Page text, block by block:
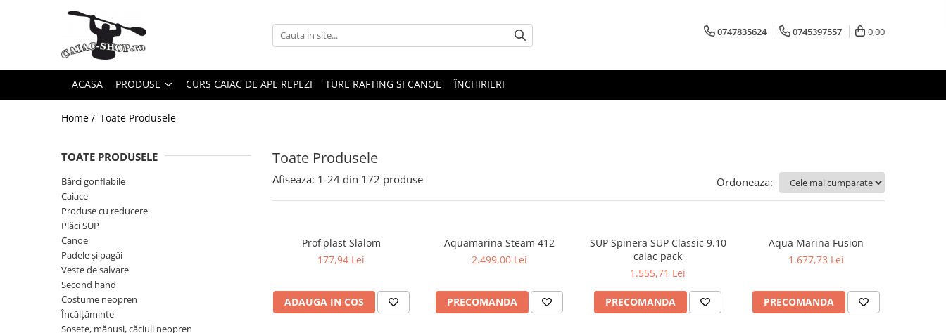
Caiace tandem
Caiace de ape repezi (whitewater)
Caiace sit on top
Bărci gonflabile
Bărci pentru pescuit
Bărci de rafting
Produse cu reducere
0747835624 0745397557 0,00
ACASA PRODUSE CURS CAIAC DE APE REPEZI TURE RAFTING SI CANOE ÎNCHIRIERI
Home / Toate Produsele
Toate Produsele
TOATE PRODUSELE
Bărci gonflabile
Caiace
Produse cu reducere
Plăci SUP
Canoe
Padele și pagăi
Veste de salvare
Second hand
Costume neopren
Încălţăminte
Șosete, mănuși, căciuli neopren
Afiseaza: 1-24 din 172 produse Ordoneaza:
Profiplast Slalom
177,94 Lei
ADAUGA IN COS
Aquamarina Steam 412
2.499,00 Lei
PRECOMANDA
SUP Spinera SUP Classic 9.10
caiac pack
1.555,71 Lei
PRECOMANDA
Aqua Marina Fusion
1.677,73 Lei
PRECOMANDA